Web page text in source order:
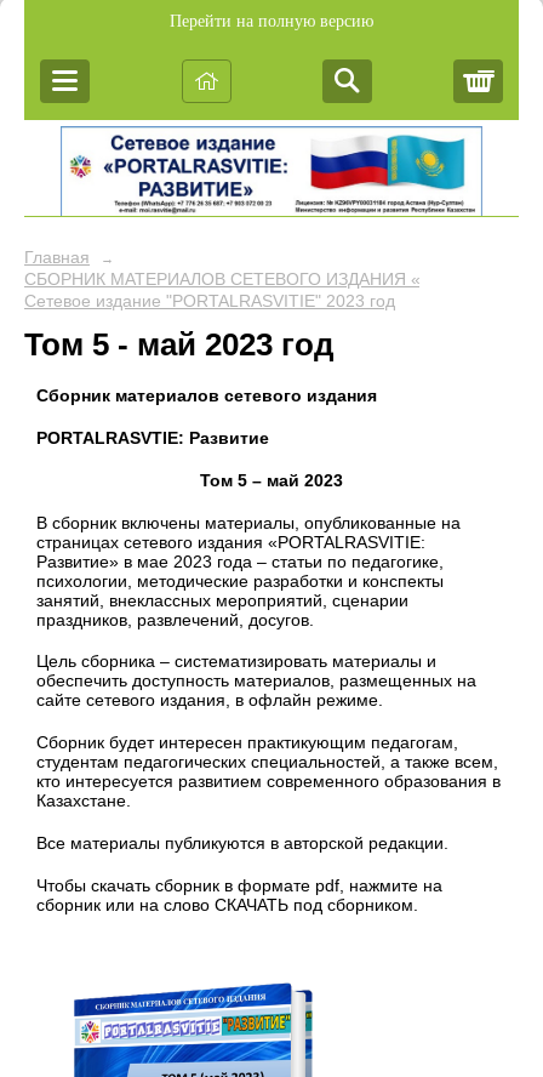
Перейти на полную версию
Главная →
СБОРНИК МАТЕРИАЛОВ СЕТЕВОГО ИЗДАНИЯ
Сетевое издание "PORTALRASVITIE" 2023 год
Том 5 - май 2023 год
Сборник материалов сетевого издания
PORTALRASVTIE: Развитие
Том 5 – май 2023
В сборник включены материалы, опубликованные на
страницах сетевого издания «PORTALRASVITIE:
Развитие» в мае 2023 года – статьи по педагогике,
психологии, методические разработки и конспекты
занятий, внеклассных мероприятий, сценарии
праздников, развлечений, досугов.
Цель сборника – систематизировать материалы и
обеспечить доступность материалов, размещенных на
сайте сетевого издания, в офлайн режиме.
Сборник будет интересен практикующим педагогам,
студентам педагогических специальностей, а также всем,
кто интересуется развитием современного образования в
Казахстане.
Все материалы публикуются в авторской редакции.
Чтобы скачать сборник в формате pdf, нажмите на
сборник или на слово СКАЧАТЬ под сборником.